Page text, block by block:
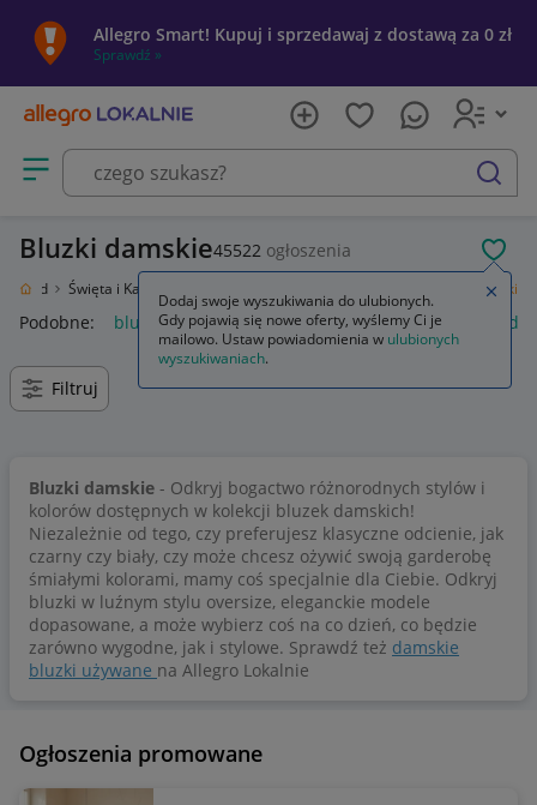
Allegro Smart! Kupuj i sprzedawaj z dostawą za 0 zł
Sprawdź »
Otwórz menu z kategoriami
szukaj
Bluzki damskie45522 ogłoszenia
Ogród Święta i Karnawał Bluzki
Podobne: bluzka bluzki damskie bluzki na ramiączkach
Filtruj
Bluzki damskie - Odkryj bogactwo różnorodnych stylów i
kolorów dostępnych w kolekcji bluzek damskich!
Niezależnie od tego, czy preferujesz klasyczne odcienie, jak
czarny czy biały, czy może chcesz ożywić swoją garderobę
śmiałymi kolorami, mamy coś specjalnie dla Ciebie. Odkryj
bluzki w luźnym stylu oversize, eleganckie modele
dopasowane, a może wybierz coś na co dzień, co będzie
zarówno wygodne, jak i stylowe. Sprawdź też damskie
bluzki używane na Allegro Lokalnie
Ogłoszenia promowane
Dodaj swoje wyszukiwania do ulubionych.
Gdy pojawią się nowe oferty, wyślemy Ci je
mailowo. Ustaw powiadomienia w ulubionych
wyszukiwaniach.